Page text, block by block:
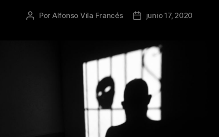
Autor
Por Alfonso Vila Francés
Fecha
publicación
junio 17, 2020